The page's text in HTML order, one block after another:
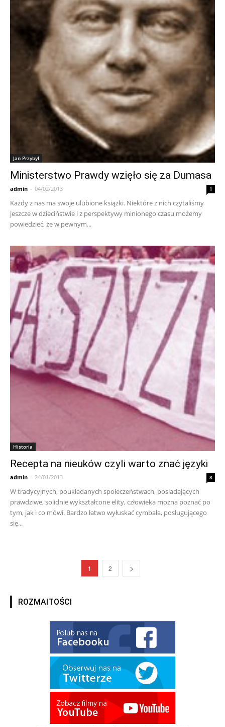
Jan Przybył
Ministerstwo Prawdy wzięło się za Dumasa
admin - 04/02/2013 1
Każdy z nas ma swoje ulubione książki. Niektóre z nich czytaliśmy
jeszcze w dzieciństwie i z perspektywy minionego czasu możemy
powiedzieć, że w pewnym...
Historia
Recepta na nieuków czyli warto znać języki
admin - 24/01/2013 8
W tradycyjnych, poukładanych społeczeństwach, posiadających
prawdziwe, solidnie wykształcone elity, człowieka można poznać po
tym, jak i co mówi. Bardzo łatwo wyłuskać cymbała, posługującego
się...
1 2
ROZMAITOŚCI